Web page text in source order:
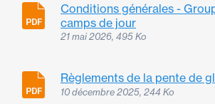
Conditions générales -
camps de jour
21 mai 2026, 495 Ko
Règlements de la pente de
10 décembre 2025, 244 Ko